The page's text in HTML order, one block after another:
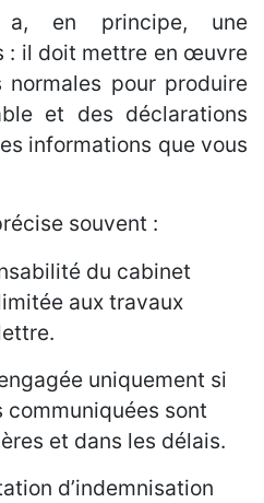
a, en principe, une
: il doit mettre en œuvre
pour produire
et des déclarations
informations que vous
souvent :
du cabinet
aux travaux
uniquement si
communiquées sont
et dans les délais.
d’indemnisation